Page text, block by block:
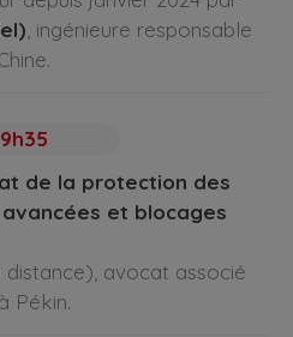
, ingénieure responsable
9h35
de la protection des
et blocages
distance), avocat associé
Pékin.